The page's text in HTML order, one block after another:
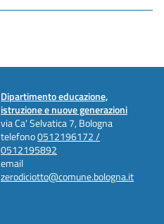
Dipartimento educazione,
istruzione e nuove generazioni
via Ca' Selvatica 7, Bologna
telefono0512196172 /
0512195892
email
zerodiciotto@comune.bologna.it